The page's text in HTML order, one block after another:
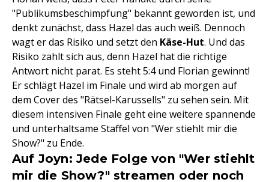
"Publikumsbeschimpfung" bekannt geworden ist, und
denkt zunächst, dass Hazel das auch weiß. Dennoch
wagt er das Risiko und setzt den Käse-Hut. Und das
Risiko zahlt sich aus, denn Hazel hat die richtige
Antwort nicht parat. Es steht 5:4 und Florian gewinnt!
Er schlägt Hazel im Finale und wird ab morgen auf
dem Cover des "Rätsel-Karussells" zu sehen sein. Mit
diesem intensiven Finale geht eine weitere spannende
und unterhaltsame Staffel von "Wer stiehlt mir die
Show?" zu Ende.
Auf Joyn: Jede Folge von "Wer stiehlt
mir die Show?" streamen oder noch